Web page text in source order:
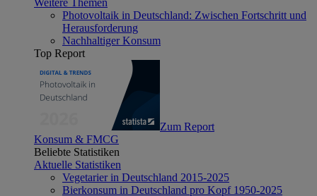
Photovoltaik in Deutschland: Zwischen Fortschritt und
Herausforderung
Nachhaltiger Konsum
Top Report
Zum Report
Konsum & FMCG
Beliebte Statistiken
Aktuelle Statistiken
Vegetarier in Deutschland 2015-2025
Bierkonsum in Deutschland pro Kopf 1950-2025